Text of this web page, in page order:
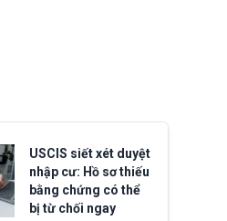
USCIS siết xét duyệt
nhập cư: Hồ sơ thiếu
bằng chứng có thể
bị từ chối ngay